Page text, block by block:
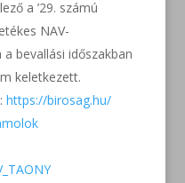
a ’29. számú
NAV-
bevallási időszakban
keletkezett.
https://birosag.hu/